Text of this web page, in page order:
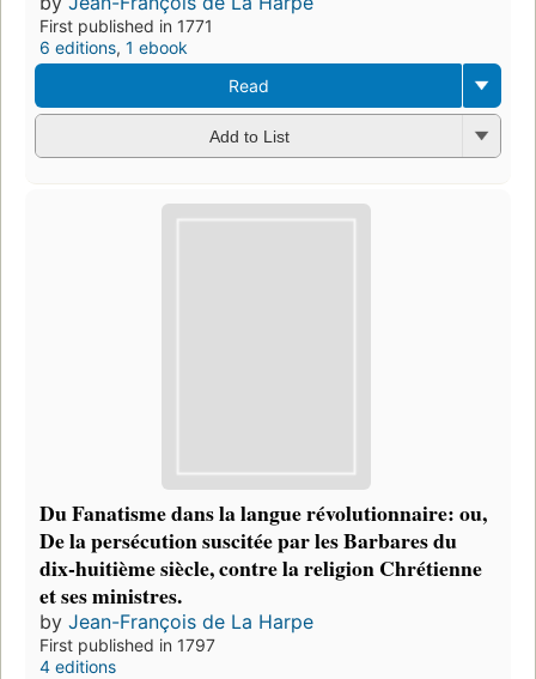
First published in 1771
6 editions, 1 ebook
Read
Add to List
Du Fanatisme dans la langue révolutionnaire: ou,
De la persécution suscitée par les Barbares du
dix-huitième siècle, contre la religion Chrétienne
et ses ministres.
by Jean-François de La Harpe
First published in 1797
4 editions